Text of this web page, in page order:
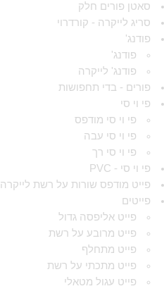
סאטן פורים חלק
סריג לייקרה - קורדרוי
פודנג'
פודנג'
פודנג' לייקרה
פורים - בדי תחפושות
פי וי סי
פי וי סי מודפס
פי וי סי עבה
פי וי סי רך
פי וי סי - PVC
פייט מודפס שורות על רשת לייקרה
פייטים
פייט אליפסה גדול
פייט מרובע על רשת
פייט מתחלף
פייט מתכתי על רשת
פייט עגול מטאלי